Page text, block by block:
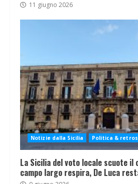
11 giugno 2026
Notizie dalla Sicilia Politica &
La Sicilia del voto locale scuote
campo largo respira, De Luca